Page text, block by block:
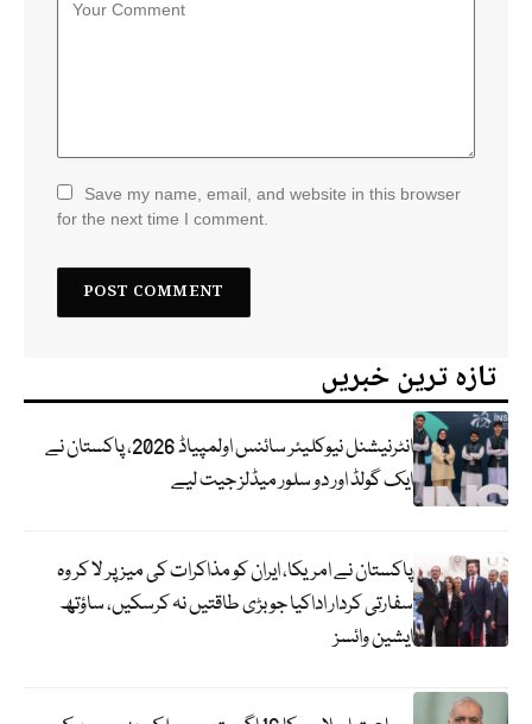
Save my name, email, and website in this browser
for the next time I comment.
تازہ ترین خبریں
انٹرنیشنل نیوکلیئر سائنس اولمپیاڈ 2026، پاکستان نے
ایک گولڈ اور دو سلور میڈلز جیت لیے
پاکستان نے امریکا، ایران کو مذاکرات کی میز پر لا کر وہ
سفارتی کردار اداکیا جو بڑی طاقتیں نہ کرسکیں، ساؤتھ
ایشین وائسز